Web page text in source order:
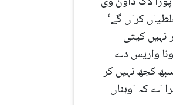
کراں گے‘
دی فکر نہیں کیتی
واریس دے
کجھ نہیں کر
اے کہ اوہناں